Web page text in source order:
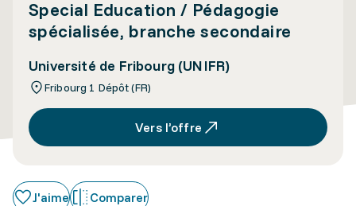
Special Education / Pédagogie
spécialisée, branche secondaire
Université de Fribourg (UNIFR)
Fribourg 1 Dépôt (FR)
Vers l’offre
J'aime Comparer